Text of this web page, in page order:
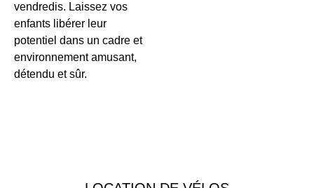
vendredis. Laissez vos
enfants libérer leur
potentiel dans un cadre et
environnement amusant,
détendu et sûr.